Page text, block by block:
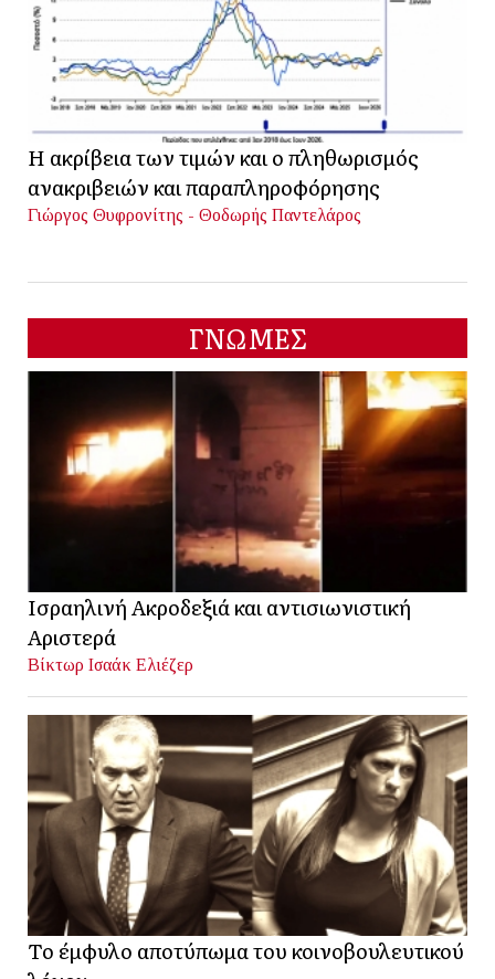
Η ακρίβεια των τιμών και ο πληθωρισμός
ανακριβειών και παραπληροφόρησης
Γιώργος Θυφρονίτης - Θοδωρής Παντελάρος
ΓΝΩΜΕΣ
Ισραηλινή Ακροδεξιά και αντισιωνιστική
Αριστερά
Βίκτωρ Ισαάκ Ελιέζερ
Το έμφυλο αποτύπωμα του κοινοβουλευτικού